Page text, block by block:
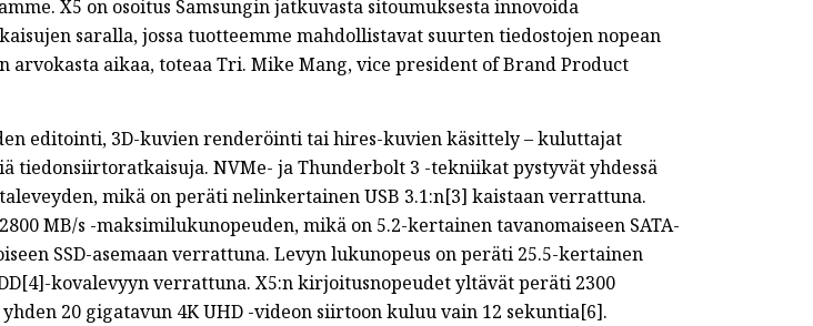
X5 on osoitus Samsungin jatkuvasta sitoumuksesta innovoida
saralla, jossa tuotteemme mahdollistavat suurten tiedostojen nopean
arvokasta aikaa, toteaa Tri. Mike Mang, vice president of Brand Product
editointi, 3D-kuvien renderöinti tai hires-kuvien käsittely – kuluttajat
tiedonsiirtoratkaisuja. NVMe- ja Thunderbolt 3 -tekniikat pystyvät yhdessä
mikä on peräti nelinkertainen USB 3.1:n[3] kaistaan verrattuna.
MB/s -maksimilukunopeuden, mikä on 5.2-kertainen tavanomaiseen SATA-
SSD-asemaan verrattuna. Levyn lukunopeus on peräti 25.5-kertainen
kovalevyyn verrattuna. X5:n kirjoitusnopeudet yltävät peräti 2300
20 gigatavun 4K UHD -videon siirtoon kuluu vain 12 sekuntia[6].